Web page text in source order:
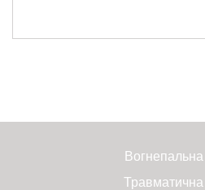
Вогнепальна
Травматична